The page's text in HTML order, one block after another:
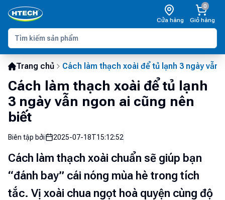
Cửa hàng
0
Giỏ hàng
Trang chủ Cách làm thạch xoài để tủ lạnh 3 ngày vẫn
Cách làm thạch xoài để tủ lạnh
3 ngày vẫn ngon ai cũng nên
biết
Biên tập bởi 2025-07-18T15:12:52
Cách làm thạch xoài chuẩn sẽ giúp bạn
“đánh bay” cái nóng mùa hè trong tích
tắc. Vị xoài chua ngọt hoà quyện cùng độ